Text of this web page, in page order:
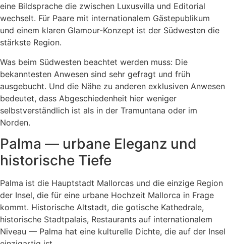
eine Bildsprache die zwischen Luxusvilla und Editorial
wechselt. Für Paare mit internationalem Gästepublikum
und einem klaren Glamour-Konzept ist der Südwesten die
stärkste Region.
Was beim Südwesten beachtet werden muss: Die
bekanntesten Anwesen sind sehr gefragt und früh
ausgebucht. Und die Nähe zu anderen exklusiven Anwesen
bedeutet, dass Abgeschiedenheit hier weniger
selbstverständlich ist als in der Tramuntana oder im
Norden.
Palma — urbane Eleganz und
historische Tiefe
Palma ist die Hauptstadt Mallorcas und die einzige Region
der Insel, die für eine urbane Hochzeit Mallorca in Frage
kommt. Historische Altstadt, die gotische Kathedrale,
historische Stadtpalais, Restaurants auf internationalem
Niveau — Palma hat eine kulturelle Dichte, die auf der Insel